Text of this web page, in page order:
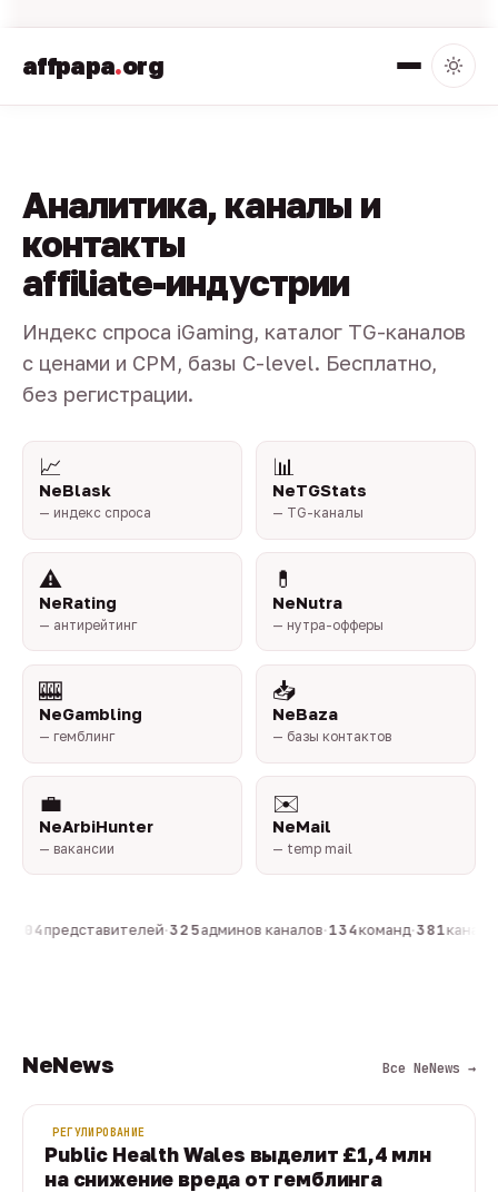
affpapa.org
Аналитика, каналы и
контакты
affiliate-индустрии
Индекс спроса iGaming, каталог TG-каналов
с ценами и CPM, базы C-level. Бесплатно,
без регистрации.
📈
NeBlask
— индекс спроса
📊
NeTGStats
— TG-каналы
⚠️
NeRating
— антирейтинг
💊
NeNutra
— нутра-офферы
🎰
NeGambling
— гемблинг
📥
NeBaza
— базы контактов
💼
NeArbiHunter
— вакансии
✉️
NeMail
— temp mail
804представителей·325админов каналов·134команд·381каналов
NeNews Все NeNews →
РЕГУЛИРОВАНИЕ
Public Health Wales выделит £1,4 млн
на снижение вреда от гемблинга